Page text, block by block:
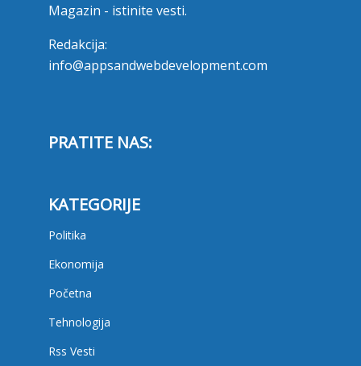
Magazin - istinite vesti.
Redakcija:
info@appsandwebdevelopment.com
PRATITE NAS:
KATEGORIJE
Politika
Ekonomija
Početna
Tehnologija
Rss Vesti